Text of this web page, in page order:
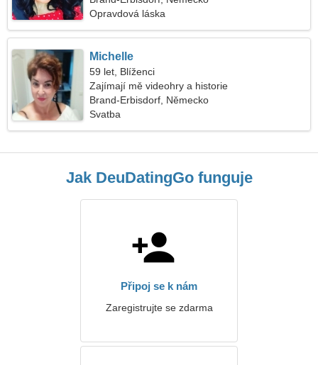
Opravdová láska
Michelle
59 let, Blíženci
Zajímají mě videohry a historie
Brand-Erbisdorf, Německo
Svatba
Jak DeuDatingGo funguje
Připoj se k nám
Zaregistrujte se zdarma